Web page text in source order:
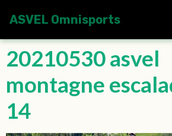
ASVEL Omnisports
20210530 asvel
montagne
14